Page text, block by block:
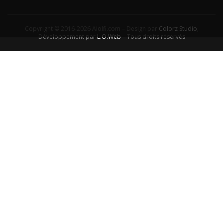
Colorz Studio
Développement par L.O.Web – Tous droits réservés